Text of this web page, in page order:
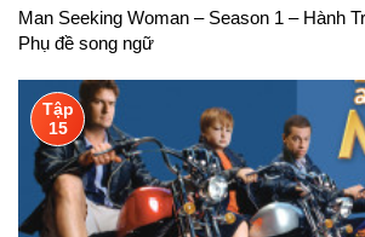
Man Seeking Woman – Season 1 – Hành
Phụ đề song ngữ
Tập
15